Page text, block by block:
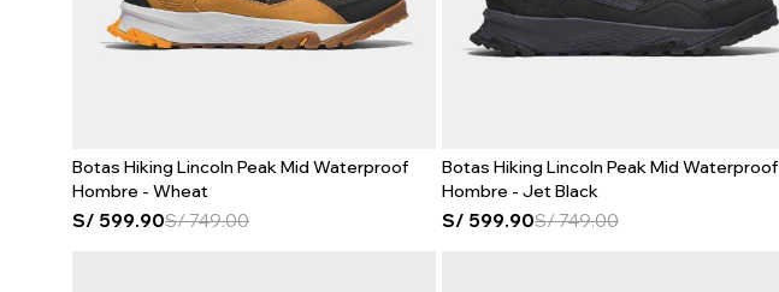
Botas Hiking Lincoln Peak Mid Waterproof
Hombre - Wheat
S/ 599.90S/749.00
Botas Hiking Lincoln Peak Mid Waterproof
Hombre - Jet Black
S/ 599.90S/749.00